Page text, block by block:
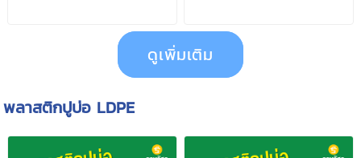
ดูเพิ่มเติม
พลาสติกปูบ่อ LDPE